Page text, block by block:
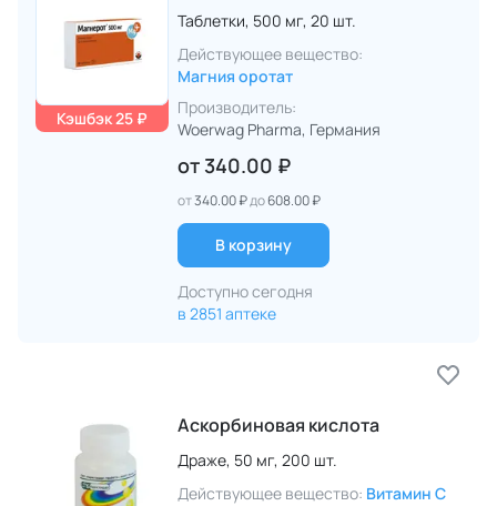
Кэшбэк 25 ₽
Таблетки, 500 мг, 20 шт.
Действующее вещество:
Магния оротат
Производитель:
Woerwag Pharma, Германия
от 340.00 ₽
от340.00 ₽до608.00 ₽
В корзину
Доступно сегодня
в 2851 аптеке
Аскорбиновая кислота
Драже, 50 мг, 200 шт.
Действующее вещество: Витамин C